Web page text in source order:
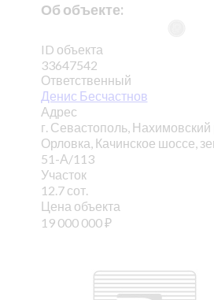
Об объекте:
ID объекта
33647542
Ответственный
Денис Бесчастнов
Адрес
г. Севастополь, Нахимовский
Орловка, Качинское шоссе,
51-А/113
Участок
12.7 сот.
Цена объекта
19 000 000₽